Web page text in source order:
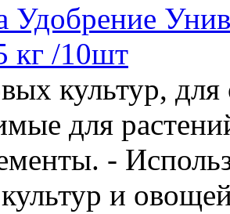
Удобрение
кг /10шт
культур,
для
-
и